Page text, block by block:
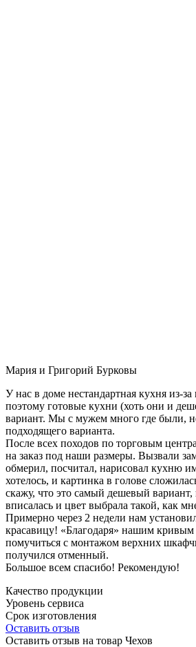
Мария и Григорий Бурковы
У нас в доме нестандартная кухня из-
поэтому готовые кухни (хоть они и
вариант. Мы с мужем много где были,
подходящего варианта.
После всех походов по торговым
на заказ под наши размеры. Вызвали
обмерил, посчитал, нарисовал кухню
хотелось, и картинка в голове
скажу, что это самый дешевый вариант,
вписалась и цвет выбрала такой, как
Примерно через 2 недели нам
красавицу! «Благодаря» нашим
помучиться с монтажом верхних
получился отменный.
Большое всем спасибо! Рекомендую!
Качество продукции
Уровень сервиса
Срок изготовления
Оставить отзыв
Оставить отзыв на товар Чехов